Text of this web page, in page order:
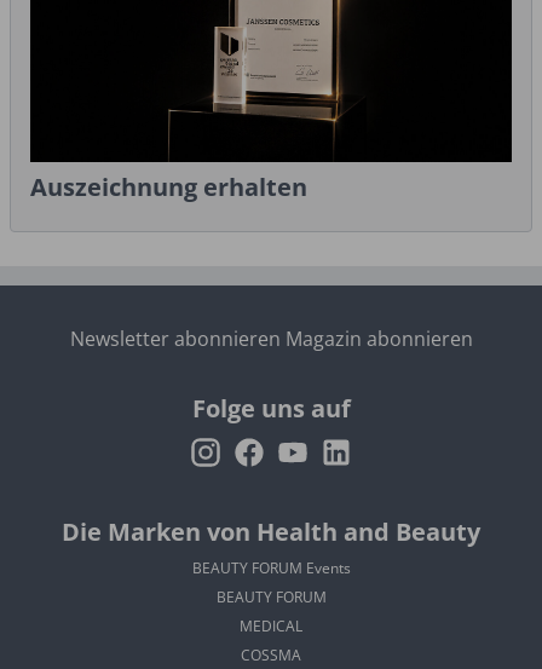
Auszeichnung erhalten
Newsletter abonnieren Magazin abonnieren
Folge uns auf
Die Marken von Health and Beauty
BEAUTY FORUM Events
BEAUTY FORUM
MEDICAL
COSSMA